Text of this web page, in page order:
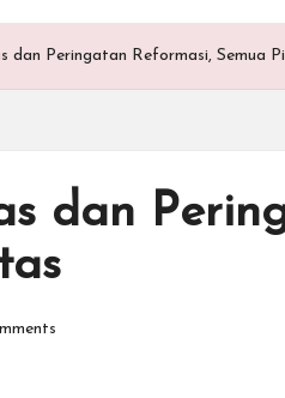
dan Peringatan Reformasi, Semua
dan